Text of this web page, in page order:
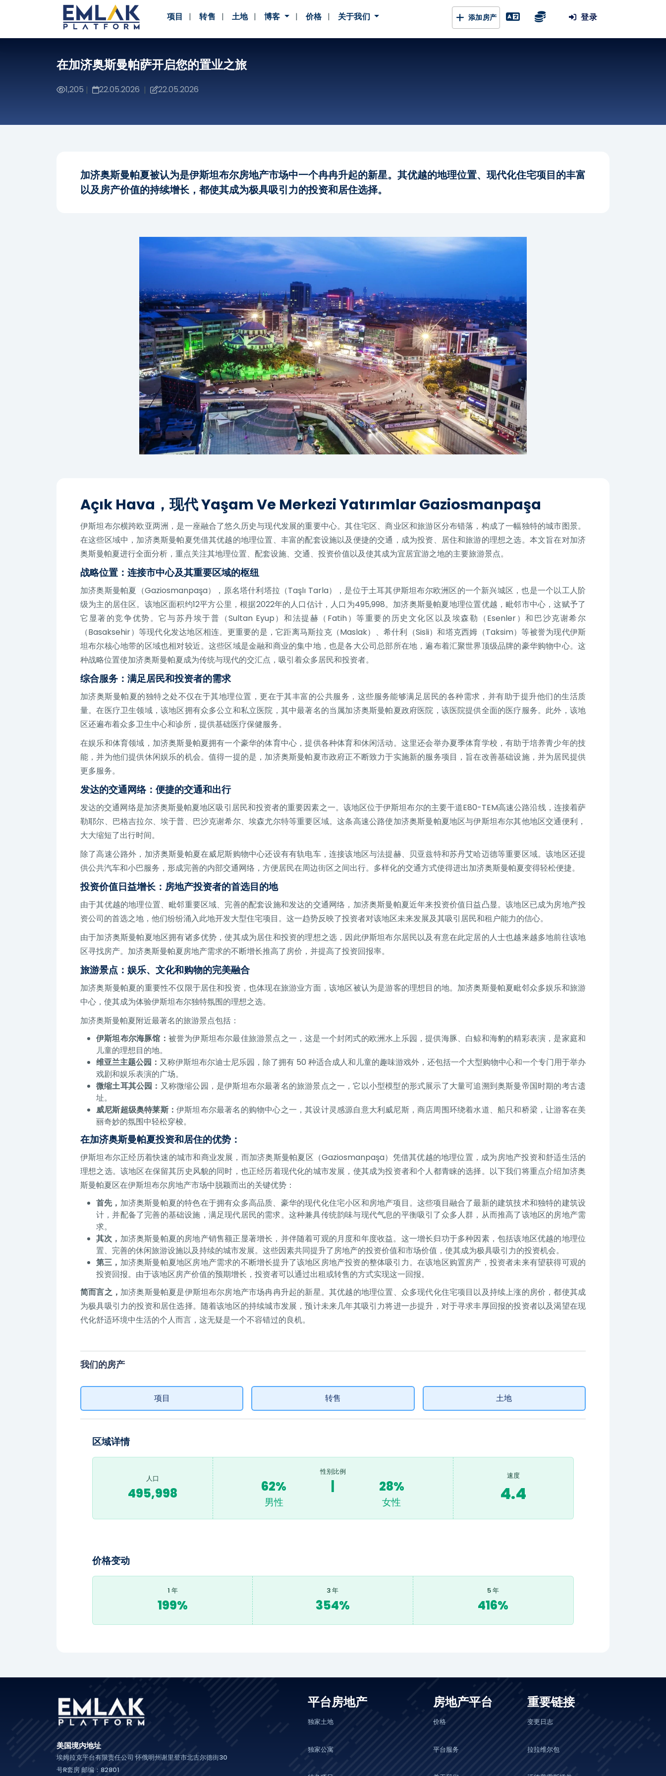
项目 转售 土地 博客 价格 关于我们 添加房产 登录
在加济奥斯曼帕萨开启您的置业之旅
1,205 | 22.05.2026 | 22.05.2026
加济奥斯曼帕夏被认为是伊斯坦布尔房地产市场中一个冉冉升起的新星。其优越的地理位置、现代化住宅项目的丰富
以及房产价值的持续增长，都使其成为极具吸引力的投资和居住选择。
Açık Hava，现代 Yaşam Ve Merkezi Yatırımlar Gaziosmanpaşa
伊斯坦布尔横跨欧亚两洲，是一座融合了悠久历史与现代发展的重要中心。其住宅区、商业区和旅游区分布错落，构成了一幅独特的城市图景。
在这些区域中，加济奥斯曼帕夏凭借其优越的地理位置、丰富的配套设施以及便捷的交通，成为投资、居住和旅游的理想之选。本文旨在对加济
奥斯曼帕夏进行全面分析，重点关注其地理位置、配套设施、交通、投资价值以及使其成为宜居宜游之地的主要旅游景点。
战略位置：连接市中心及其重要区域的枢纽
加济奥斯曼帕夏（Gaziosmanpaşa），原名塔什利塔拉（Taşlı Tarla），是位于土耳其伊斯坦布尔欧洲区的一个新兴城区，也是一个以工人阶
级为主的居住区。该地区面积约12平方公里，根据2022年的人口估计，人口为495,998。加济奥斯曼帕夏地理位置优越，毗邻市中心，这赋予了
它显著的竞争优势。它与苏丹埃于普（Sultan Eyup）和法提赫（Fatih）等重要的历史文化区以及埃森勒（Esenler）和巴沙克谢希尔
（Basaksehir）等现代化发达地区相连。更重要的是，它距离马斯拉克（Maslak）、希什利（Sisli）和塔克西姆（Taksim）等被誉为现代伊斯
坦布尔核心地带的区域也相对较近。这些区域是金融和商业的集中地，也是各大公司总部所在地，遍布着汇聚世界顶级品牌的豪华购物中心。这
种战略位置使加济奥斯曼帕夏成为传统与现代的交汇点，吸引着众多居民和投资者。
综合服务：满足居民和投资者的需求
加济奥斯曼帕夏的独特之处不仅在于其地理位置，更在于其丰富的公共服务，这些服务能够满足居民的各种需求，并有助于提升他们的生活质
量。在医疗卫生领域，该地区拥有众多公立和私立医院，其中最著名的当属加济奥斯曼帕夏政府医院，该医院提供全面的医疗服务。此外，该地
区还遍布着众多卫生中心和诊所，提供基础医疗保健服务。
在娱乐和体育领域，加济奥斯曼帕夏拥有一个豪华的体育中心，提供各种体育和休闲活动。这里还会举办夏季体育学校，有助于培养青少年的技
能，并为他们提供休闲娱乐的机会。值得一提的是，加济奥斯曼帕夏市政府正不断致力于实施新的服务项目，旨在改善基础设施，并为居民提供
更多服务。
发达的交通网络：便捷的交通和出行
发达的交通网络是加济奥斯曼帕夏地区吸引居民和投资者的重要因素之一。该地区位于伊斯坦布尔的主要干道E80-TEM高速公路沿线，连接着萨
勒耶尔、巴格吉拉尔、埃于普、巴沙克谢希尔、埃森尤尔特等重要区域。这条高速公路使加济奥斯曼帕夏地区与伊斯坦布尔其他地区交通便利，
大大缩短了出行时间。
除了高速公路外，加济奥斯曼帕夏在威尼斯购物中心还设有有轨电车，连接该地区与法提赫、贝亚兹特和苏丹艾哈迈德等重要区域。该地区还提
供公共汽车和小巴服务，形成完善的内部交通网络，方便居民在周边街区之间出行。多样化的交通方式使得进出加济奥斯曼帕夏变得轻松便捷。
投资价值日益增长：房地产投资者的首选目的地
由于其优越的地理位置、毗邻重要区域、完善的配套设施和发达的交通网络，加济奥斯曼帕夏近年来投资价值日益凸显。该地区已成为房地产投
资公司的首选之地，他们纷纷涌入此地开发大型住宅项目。这一趋势反映了投资者对该地区未来发展及其吸引居民和租户能力的信心。
由于加济奥斯曼帕夏地区拥有诸多优势，使其成为居住和投资的理想之选，因此伊斯坦布尔居民以及有意在此定居的人士也越来越多地前往该地
区寻找房产。加济奥斯曼帕夏房地产需求的不断增长推高了房价，并提高了投资回报率。
旅游景点：娱乐、文化和购物的完美融合
加济奥斯曼帕夏的重要性不仅限于居住和投资，也体现在旅游业方面，该地区被认为是游客的理想目的地。加济奥斯曼帕夏毗邻众多娱乐和旅游
中心，使其成为体验伊斯坦布尔独特氛围的理想之选。
加济奥斯曼帕夏附近最著名的旅游景点包括：
伊斯坦布尔海豚馆： 被誉为伊斯坦布尔最佳旅游景点之一，这是一个封闭式的欧洲水上乐园，提供海豚、白鲸和海豹的精彩表演，是家庭和
儿童的理想目的地。
维亚兰主题公园： 又称伊斯坦布尔迪士尼乐园，除了拥有 50 种适合成人和儿童的趣味游戏外，还包括一个大型购物中心和一个专门用于举办
戏剧和娱乐表演的广场。
微缩土耳其公园： 又称微缩公园，是伊斯坦布尔最著名的旅游景点之一，它以小型模型的形式展示了大量可追溯到奥斯曼帝国时期的考古遗
址。
威尼斯超级奥特莱斯： 伊斯坦布尔最著名的购物中心之一，其设计灵感源自意大利威尼斯，商店周围环绕着水道、船只和桥梁，让游客在美
丽奇妙的氛围中轻松穿梭。
在加济奥斯曼帕夏投资和居住的优势：
伊斯坦布尔正经历着快速的城市和商业发展，而加济奥斯曼帕夏区（Gaziosmanpaşa）凭借其优越的地理位置，成为房地产投资和舒适生活的
理想之选。该地区在保留其历史风貌的同时，也正经历着现代化的城市发展，使其成为投资者和个人都青睐的选择。以下我们将重点介绍加济奥
斯曼帕夏区在伊斯坦布尔房地产市场中脱颖而出的关键优势：
首先， 加济奥斯曼帕夏的特色在于拥有众多高品质、豪华的现代化住宅小区和房地产项目。这些项目融合了最新的建筑技术和独特的建筑设
计，并配备了完善的基础设施，满足现代居民的需求。这种兼具传统韵味与现代气息的平衡吸引了众多人群，从而推高了该地区的房地产需
求。
其次， 加济奥斯曼帕夏的房地产销售额正显著增长，并伴随着可观的月度和年度收益。这一增长归功于多种因素，包括该地区优越的地理位
置、完善的休闲旅游设施以及持续的城市发展。这些因素共同提升了房地产的投资价值和市场价值，使其成为极具吸引力的投资机会。
第三， 加济奥斯曼帕夏地区房地产需求的不断增长提升了该地区房地产投资的整体吸引力。在该地区购置房产，投资者未来有望获得可观的
投资回报。由于该地区房产价值的预期增长，投资者可以通过出租或转售的方式实现这一回报。
简而言之， 加济奥斯曼帕夏是伊斯坦布尔房地产市场冉冉升起的新星。其优越的地理位置、众多现代化住宅项目以及持续上涨的房价，都使其成
为极具吸引力的投资和居住选择。随着该地区的持续城市发展，预计未来几年其吸引力将进一步提升，对于寻求丰厚回报的投资者以及渴望在现
代化舒适环境中生活的个人而言，这无疑是一个不容错过的良机。
我们的房产
项目 转售 土地
区域详情
人口
495,998
性别比例
62%
男性
28%
女性
速度
4.4
价格变动
1 年
199%
3 年
354%
5 年
416%
美国境内地址
埃姆拉克平台有限责任公司 怀俄明州谢里登市北古尔德街30
号R套房 邮编：82801
平台房地产
独家土地
独家公寓
房地产平台
价格
平台服务
重要链接
变更日志
拉拉维尔包